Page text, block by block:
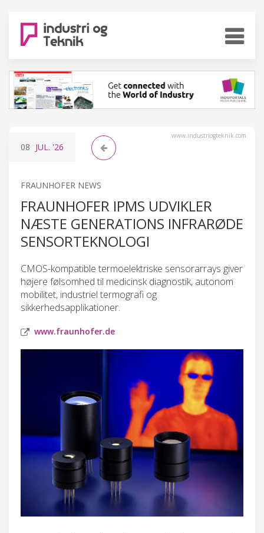
www.industriogteknik.com
08 JUL. '26
FRAUNHOFER NEWS
FRAUNHOFER IPMS UDVIKLER
NÆSTE GENERATIONS INFRARØDE
SENSORTEKNOLOGI
CMOS-kompatible termoelektriske sensorarrays giver
højere følsomhed til medicinsk diagnostik, autonom
mobilitet, industriel termografi og
sikkerhedsapplikationer.
www.fraunhofer.de